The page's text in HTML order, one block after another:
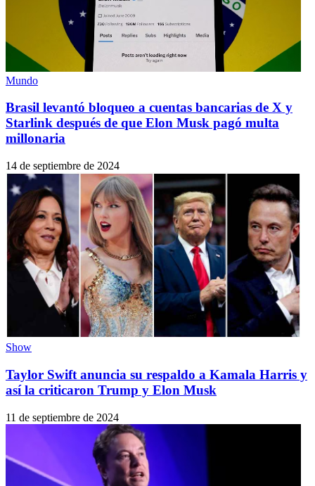
Mundo
Brasil levantó bloqueo a cuentas bancarias de X y
Starlink después de que Elon Musk pagó multa
millonaria
14 de septiembre de 2024
Show
Taylor Swift anuncia su respaldo a Kamala Harris y
así la criticaron Trump y Elon Musk
11 de septiembre de 2024